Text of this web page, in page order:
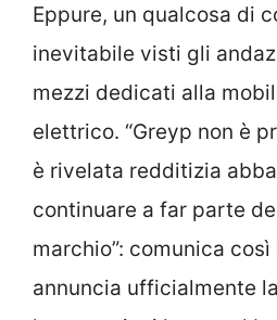
Eppure, un qualcosa di
inevitabile visti gli
mezzi dedicati alla
elettrico. “Greyp non è
è rivelata redditizia
continuare a far parte
marchio”: comunica così
annuncia ufficialmente